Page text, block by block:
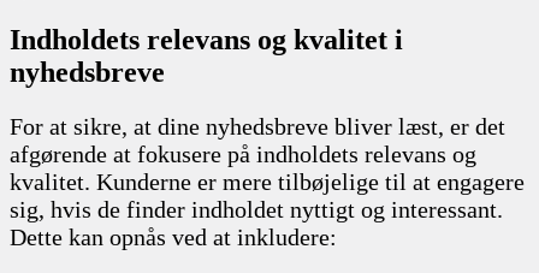
Indholdets relevans og kvalitet i
nyhedsbreve
For at sikre, at dine nyhedsbreve bliver læst, er det
afgørende at fokusere på indholdets relevans og
kvalitet. Kunderne er mere tilbøjelige til at engagere
sig, hvis de finder indholdet nyttigt og interessant.
Dette kan opnås ved at inkludere: